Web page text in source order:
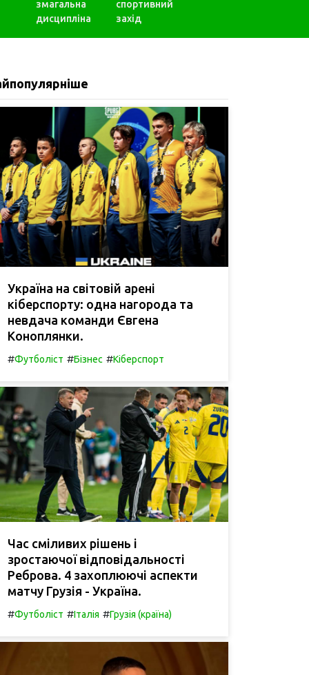
змагальна
дисципліна
спортивний
захід
Україна на світовій арені
кіберспорту: одна нагорода та
невдача команди Євгена
Коноплянки.
#Футболіст #Бізнес #Кіберспорт
Час сміливих рішень і
зростаючої відповідальності
Реброва. 4 захоплюючі аспекти
матчу Грузія - Україна.
#Футболіст #Італія #Грузія (країна)